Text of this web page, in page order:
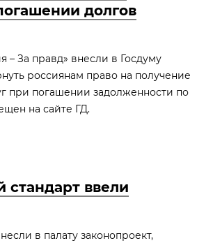
долгов
– За правд» внесли в Госдуму
россиянам право на получение
при погашении задолженности по
на сайте ГД.
ввели
в палату законопроект,